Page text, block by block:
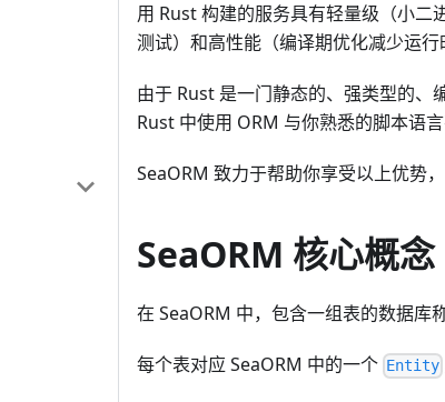
用 Rust 构建的服务具有轻量级（小二
测试）和高性能（编译期优化减少运行
由于 Rust 是一门静态的、强类型的、
Rust 中使用 ORM 与你熟悉的脚本语言
SeaORM 致力于帮助你享受以上优势
SeaORM 核心概念
在 SeaORM 中，包含一组表的数据库
每个表对应 SeaORM 中的一个 Entity